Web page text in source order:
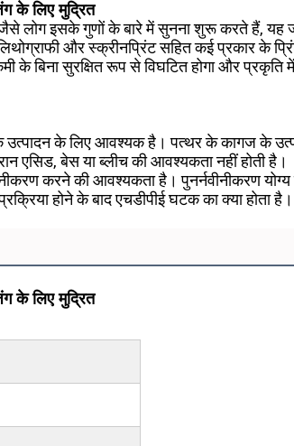
के लिए मुद्रित
लोग इसके गुणों के बारे में सुनना शुरू करते हैं, यह
और स्क्रीनप्रिंट सहित कई प्रकार के
बिना सुरक्षित रूप से विघटित होगा और प्रकृति
के लिए आवश्यक है। पत्थर के कागज के
एसिड, बेस या ब्लीच की आवश्यकता नहीं होती है।
करने की आवश्यकता है। पुनर्नवीनीकरण
होने के बाद एचडीपीई घटक का क्या होता है।
के लिए मुद्रित